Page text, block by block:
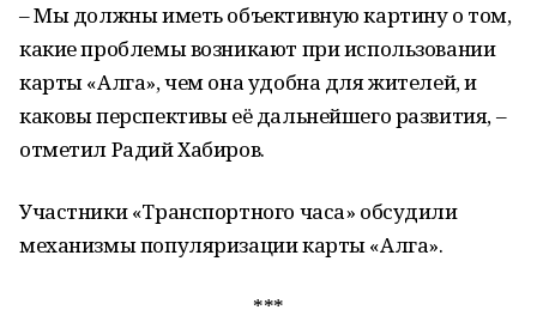
– Мы должны иметь объективную картину о том,
какие проблемы возникают при использовании
карты «Алга», чем она удобна для жителей, и
каковы перспективы её дальнейшего развития, –
отметил Радий Хабиров.
Участники «Транспортного часа» обсудили
механизмы популяризации карты «Алга».
***